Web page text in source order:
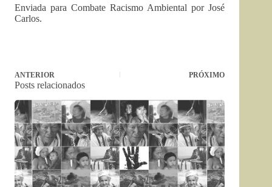
Enviada para Combate Racismo Ambiental por José
Carlos.
ANTERIOR PRÓXIMO
Posts relacionados